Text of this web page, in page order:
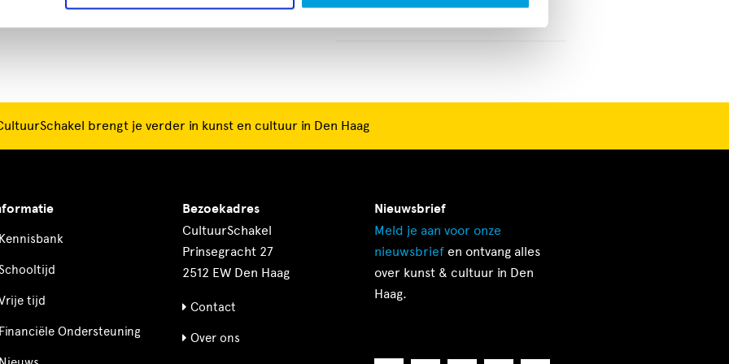
brengt je verder in kunst en cultuur in Den Haag
tijd
Ondersteuning
Bezoekadres
CultuurSchakel
Prinsegracht 27
2512 EW Den Haag
Contact
Over ons
Nieuwsbrief
Meld je aan voor onze
nieuwsbrief en ontvang alles
over kunst & cultuur in Den
Haag.